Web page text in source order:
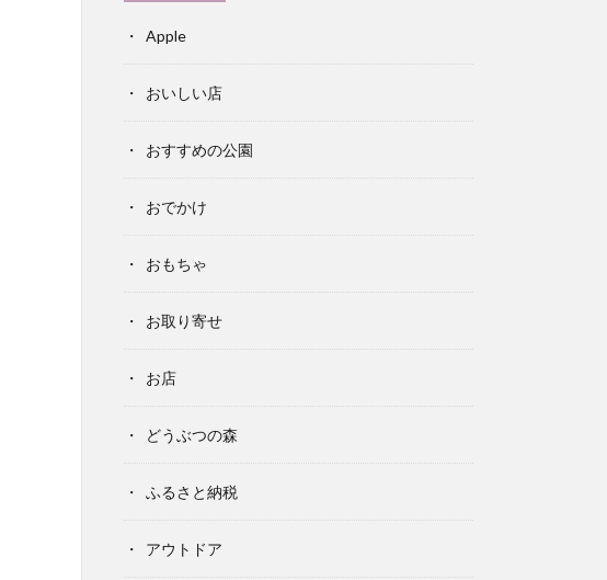
Apple
おいしい店
おすすめの公園
おでかけ
おもちゃ
お取り寄せ
お店
どうぶつの森
ふるさと納税
アウトドア